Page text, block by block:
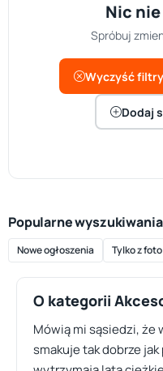
Nic
Spróbuj
Wyczyść filtry
Dodaj
Popularne
Nowe ogłoszenia Tylko z foto
O kategorii
Mówią mi sąsiedzi, że
smakuje tak dobrze